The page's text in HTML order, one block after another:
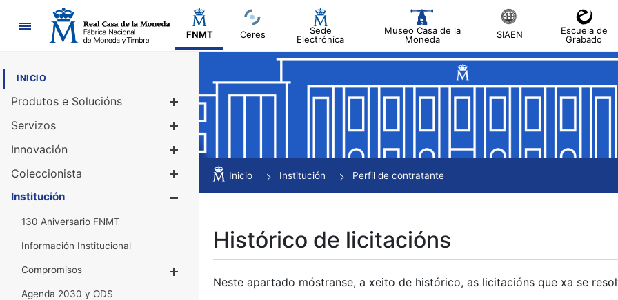
Navegación
FNMT Ceres
Sede
Electrónica
Museo Casa de la
Moneda
SIAEN
Escuela de
Grabado
INICIO
Produtos e Solucións
Mostrar/Ocultar
Servizos
Innovación
Coleccionista
Mostrar/Ocultar
Institución
130 Aniversario FNMT
Información Institucional
Compromisos
Agenda 2030 y ODS
Inicio Institución Perfil de contratante
Histórico de licitacións
Neste apartado móstranse, a xeito de histórico, as licitacións que xa se